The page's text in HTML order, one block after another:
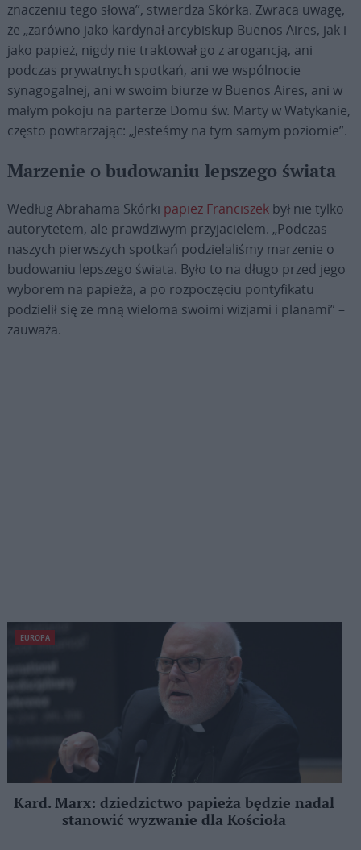
znaczeniu tego słowa”, stwierdza Skórka. Zwraca uwagę,
że „zarówno jako kardynał arcybiskup Buenos Aires, jak i
jako papież, nigdy nie traktował go z arogancją, ani
podczas prywatnych spotkań, ani we wspólnocie
synagogalnej, ani w swoim biurze w Buenos Aires, ani w
małym pokoju na parterze Domu św. Marty w Watykanie,
często powtarzając: „Jesteśmy na tym samym poziomie”.
Marzenie o budowaniu lepszego świata
Według Abrahama Skórki papież Franciszekbył nie tylko
autorytetem, ale prawdziwym przyjacielem. „Podczas
naszych pierwszych spotkań podzielaliśmy marzenie o
budowaniu lepszego świata. Było to na długo przed jego
wyborem na papieża, a po rozpoczęciu pontyfikatu
podzielił się ze mną wieloma swoimi wizjami i planami” –
zauważa.
EUROPA
Kard. Marx: dziedzictwo papieża będzie nadal
stanowić wyzwanie dla Kościoła